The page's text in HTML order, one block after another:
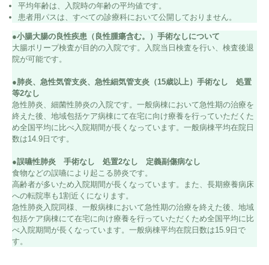
平均年齢は、入院時の年齢の平均値です。
患者用パスは、すべての診療科において公開しておりません。
●小腸大腸の良性疾患（良性腫瘍含む。）手術なしについて
大腸ポリープ検査が目的の入院です。入院当日検査を行い、検査後退
院が可能です。
●肺炎、急性気管支炎、急性細気管支炎（15歳以上）手術なし 処置
等2なし
急性肺炎、細菌性肺炎の入院です。一般病棟において急性期の治療を
終えた後、地域包括ケア病棟にて在宅に向け療養を行っていただくた
め全国平均に比べ入院期間が長くなっています。一般病棟平均在院日
数は14.9日です。
●誤嚥性肺炎 手術なし 処置2なし 定義副傷病なし
食物などの誤嚥により起こる肺炎です。
高齢者が多いため入院期間が長くなっています。また、長期療養病床
への転院率も1割近くになります。
急性肺炎入院同様、一般病棟において急性期の治療を終えた後、地域
包括ケア病棟にて在宅に向け療養を行っていただくため全国平均に比
べ入院期間が長くなっています。一般病棟平均在院日数は15.9日で
す。